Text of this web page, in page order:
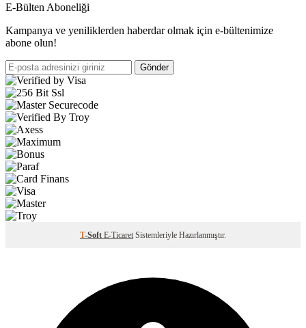
E-Bülten Aboneliği
Kampanya ve yeniliklerden haberdar olmak için e-bültenimize
abone olun!
Gönder
T-Soft E-Ticaret Sistemleriyle Hazırlanmıştır.